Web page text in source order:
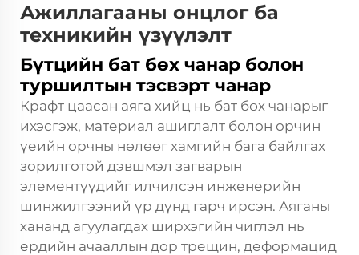
Ажиллагааны онцлог ба
техникийн үзүүлэлт
Бүтцийн бат бөх чанар болон
туршилтын тэсвэрт чанар
Крафт цаасан аяга хийц нь бат бөх чанарыг
ихэсгэж, материал ашиглалт болон орчин
үеийн орчны нөлөөг хамгийн бага байлгах
зорилготой дэвшмэл загварын
элементүүдийг илчилсэн инженерийн
шинжилгээний үр дүнд гарч ирсэн. Аяганы
хананд агуулагдах ширхэгийн чиглэл нь
ердийн ачааллын дор трещин, деформацид